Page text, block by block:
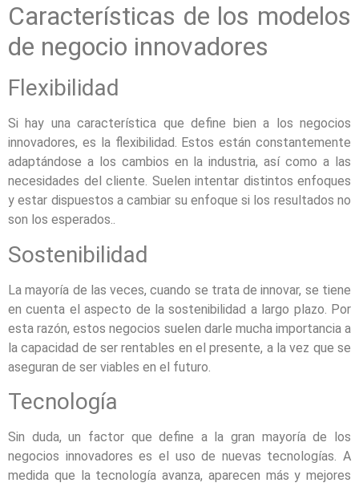
Características de los modelos
de negocio innovadores
Flexibilidad
Si hay una característica que define bien a los negocios
innovadores, es la flexibilidad. Estos están constantemente
adaptándose a los cambios en la industria, así como a las
necesidades del cliente. Suelen intentar distintos enfoques
y estar dispuestos a cambiar su enfoque si los resultados no
son los esperados..
Sostenibilidad
La mayoría de las veces, cuando se trata de innovar, se tiene
en cuenta el aspecto de la sostenibilidad a largo plazo. Por
esta razón, estos negocios suelen darle mucha importancia a
la capacidad de ser rentables en el presente, a la vez que se
aseguran de ser viables en el futuro.
Tecnología
Sin duda, un factor que define a la gran mayoría de los
negocios innovadores es el uso de nuevas tecnologías. A
medida que la tecnología avanza, aparecen más y mejores